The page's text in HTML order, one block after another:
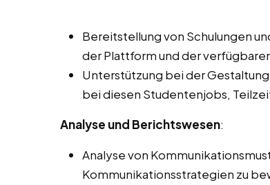
Bereitstellung von Schulungen
der Plattform und der
Unterstützung bei der
bei diesen Studentenjobs,
Analyse und Berichtswesen:
Analyse von
Kommunikationsstrategien zu